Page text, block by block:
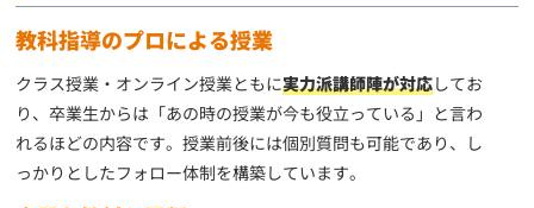
教科指導のプロによる授業
クラス授業・オンライン授業ともに実力派講師陣が対応してお
り、卒業生からは「あの時の授業が今も役立っている」と言わ
れるほどの内容です。授業前後には個別質問も可能であり、し
っかりとしたフォロー体制を構築しています。